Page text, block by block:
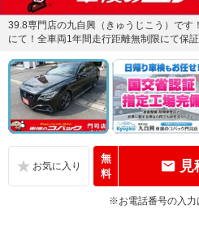
39.8専門店の九自興（きゅうじこう）です
にて！全車両1年間走行距離無制限にて保
無
料
※お電話番号の入力